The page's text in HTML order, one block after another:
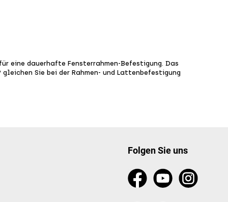
eine dauerhafte Fensterrahmen-Befestigung. Das
Sie bei der Rahmen- und Lattenbefestigung
Folgen Sie uns